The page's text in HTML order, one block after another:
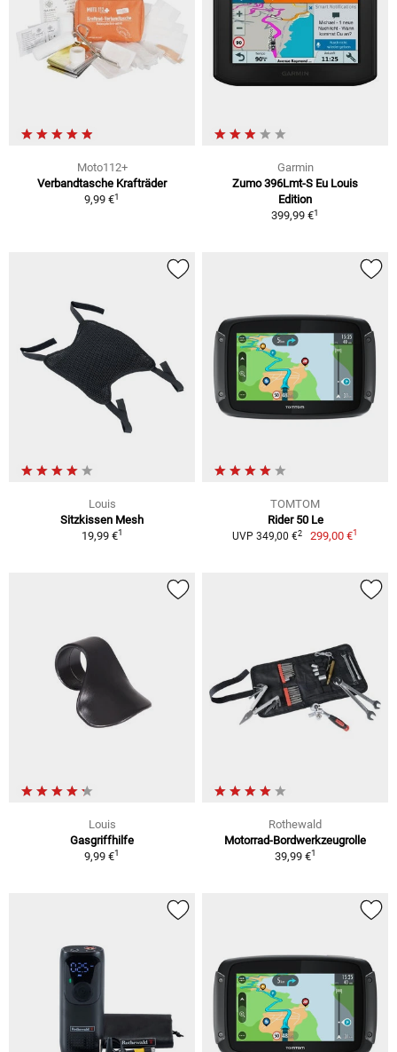
Moto112+
Verbandtasche Krafträder
9,99 €1
Garmin
Zumo 396Lmt-S Eu Louis
Edition
399,99 €1
Louis
Sitzkissen Mesh
19,99 €1
TOMTOM
Rider 50 Le
UVP 349,00 €2 299,00 €1
Louis
Gasgriffhilfe
9,99 €1
Rothewald
Motorrad-Bordwerkzeugrolle
39,99 €1